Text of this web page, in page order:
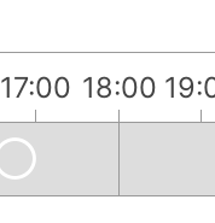
17:00 18:00